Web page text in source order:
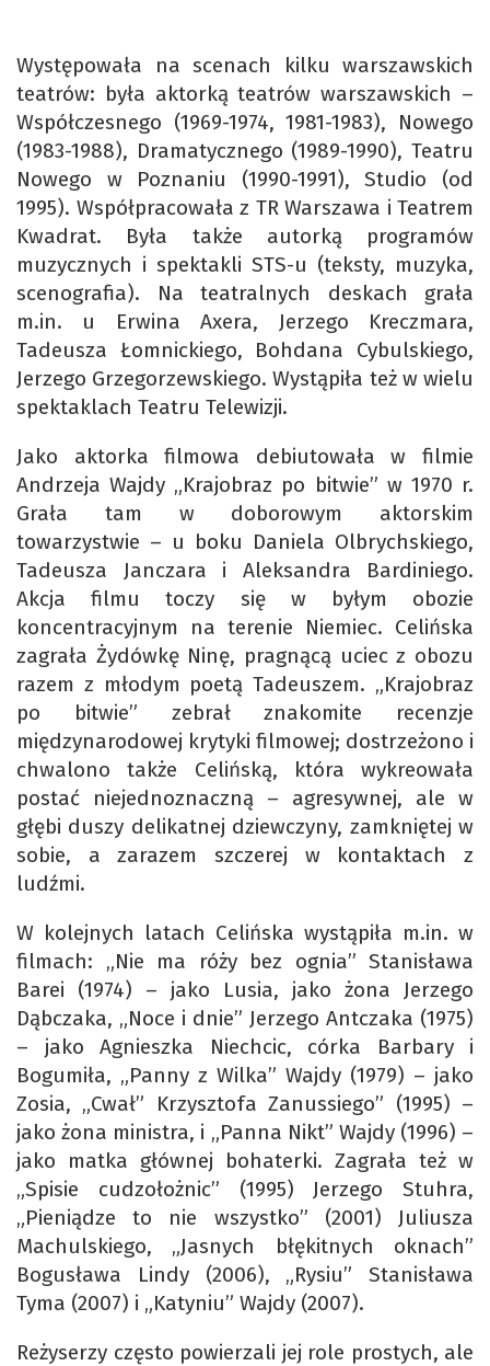
Występowała na scenach kilku warszawskich
teatrów: była aktorką teatrów warszawskich –
Współczesnego (1969-1974, 1981-1983), Nowego
(1983-1988), Dramatycznego (1989-1990), Teatru
Nowego w Poznaniu (1990-1991), Studio (od
1995). Współpracowała z TR Warszawa i Teatrem
Kwadrat. Była także autorką programów
muzycznych i spektakli STS-u (teksty, muzyka,
scenografia). Na teatralnych deskach grała
m.in. u Erwina Axera, Jerzego Kreczmara,
Tadeusza Łomnickiego, Bohdana Cybulskiego,
Jerzego Grzegorzewskiego. Wystąpiła też w wielu
spektaklach Teatru Telewizji.
Jako aktorka filmowa debiutowała w filmie
Andrzeja Wajdy „Krajobraz po bitwie” w 1970 r.
Grała tam w doborowym aktorskim
towarzystwie – u boku Daniela Olbrychskiego,
Tadeusza Janczara i Aleksandra Bardiniego.
Akcja filmu toczy się w byłym obozie
koncentracyjnym na terenie Niemiec. Celińska
zagrała Żydówkę Ninę, pragnącą uciec z obozu
razem z młodym poetą Tadeuszem. „Krajobraz
po bitwie” zebrał znakomite recenzje
międzynarodowej krytyki filmowej; dostrzeżono i
chwalono także Celińską, która wykreowała
postać niejednoznaczną – agresywnej, ale w
głębi duszy delikatnej dziewczyny, zamkniętej w
sobie, a zarazem szczerej w kontaktach z
ludźmi.
W kolejnych latach Celińska wystąpiła m.in. w
filmach: „Nie ma róży bez ognia” Stanisława
Barei (1974) – jako Lusia, jako żona Jerzego
Dąbczaka, „Noce i dnie” Jerzego Antczaka (1975)
– jako Agnieszka Niechcic, córka Barbary i
Bogumiła, „Panny z Wilka” Wajdy (1979) – jako
Zosia, „Cwał” Krzysztofa Zanussiego” (1995) –
jako żona ministra, i „Panna Nikt” Wajdy (1996) –
jako matka głównej bohaterki. Zagrała też w
„Spisie cudzołożnic” (1995) Jerzego Stuhra,
„Pieniądze to nie wszystko” (2001) Juliusza
Machulskiego, „Jasnych błękitnych oknach”
Bogusława Lindy (2006), „Rysiu” Stanisława
Tyma (2007) i „Katyniu” Wajdy (2007).
Reżyserzy często powierzali jej role prostych, ale